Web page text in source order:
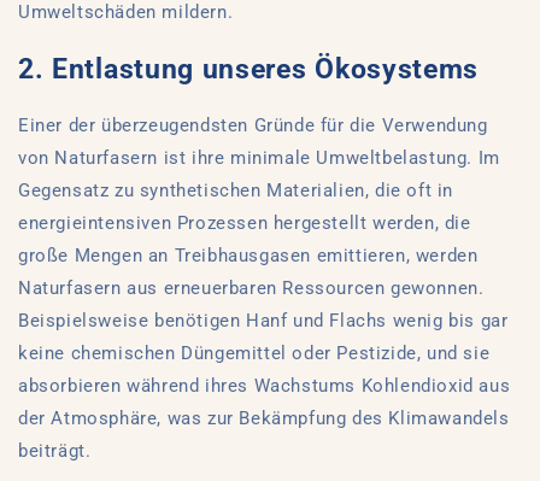
Umweltschäden mildern.
2. Entlastung unseres Ökosystems
Einer der überzeugendsten Gründe für die Verwendung
von Naturfasern ist ihre minimale Umweltbelastung. Im
Gegensatz zu synthetischen Materialien, die oft in
energieintensiven Prozessen hergestellt werden, die
große Mengen an Treibhausgasen emittieren, werden
Naturfasern aus erneuerbaren Ressourcen gewonnen.
Beispielsweise benötigen Hanf und Flachs wenig bis gar
keine chemischen Düngemittel oder Pestizide, und sie
absorbieren während ihres Wachstums Kohlendioxid aus
der Atmosphäre, was zur Bekämpfung des Klimawandels
beiträgt.